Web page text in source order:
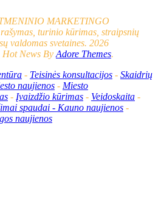
MARKETINGO
turinio kūrimas, straipsnių
valdomas svetaines. 2026
News By Adore Themes.
- Teisinės konsultacijos - Skaidrių
naujienos - Miesto
- Įvaizdžio kūrimas - Veidoskaita -
spaudai - Kauno naujienos -
naujienos